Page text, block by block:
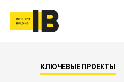
КЛЮЧЕВЫЕ ПРОЕКТЫ